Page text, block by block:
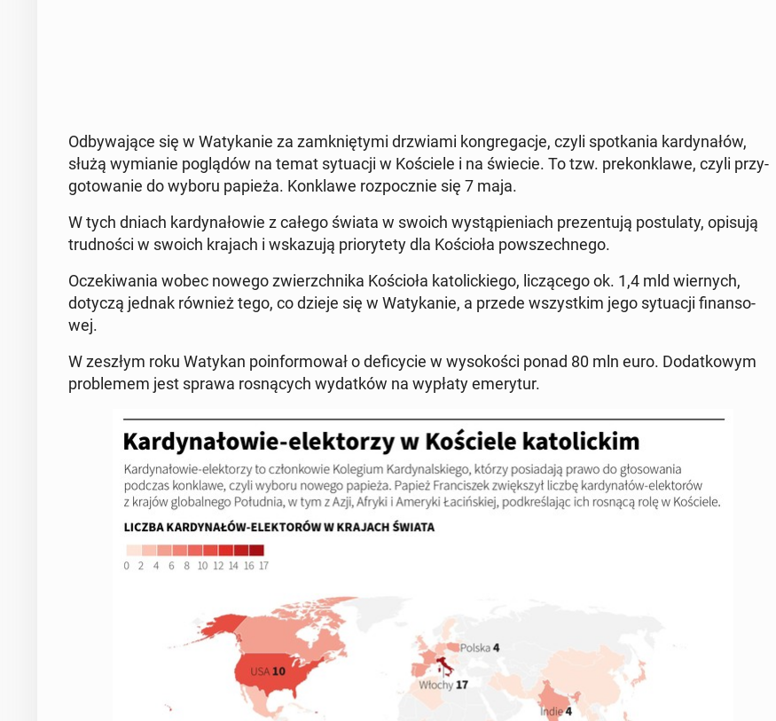
Od­by­wa­ją­ce się w Wa­ty­ka­nie za za­mknię­ty­mi drzwia­mi kon­gre­ga­cje, czyli spo­tka­nia kar­dy­na­łów,
służą wy­mia­nie po­glą­dów na temat sy­tu­acji w Ko­ście­le i na świecie. To tzw. pre­kon­kla­we, czyli przy­
go­to­wa­nie do wyboru papieża. Kon­kla­we roz­pocz­nie się 7 maja.
W tych dniach kar­dy­na­ło­wie z całego świata w swoich wy­stą­pie­niach pre­zen­tu­ją po­stu­la­ty, opisują
trud­no­ści w swoich krajach i wska­zu­ją prio­ry­te­ty dla Ko­ścio­ła po­wszech­ne­go.
Ocze­ki­wa­nia wobec nowego zwierzch­ni­ka Ko­ścio­ła ka­to­lic­kie­go, li­czą­ce­go ok. 1,4 mld wier­nych,
dotyczą jednak również tego, co dzieje się w Wa­ty­ka­nie, a przede wszyst­kim jego sy­tu­acji fi­nan­so­
wej.
W zeszłym roku Watykan po­in­for­mo­wał o de­fi­cy­cie w wy­so­ko­ści ponad 80 mln euro. Do­dat­ko­wym
pro­ble­mem jest sprawa ro­sną­cych wy­dat­ków na wypłaty eme­ry­tur.